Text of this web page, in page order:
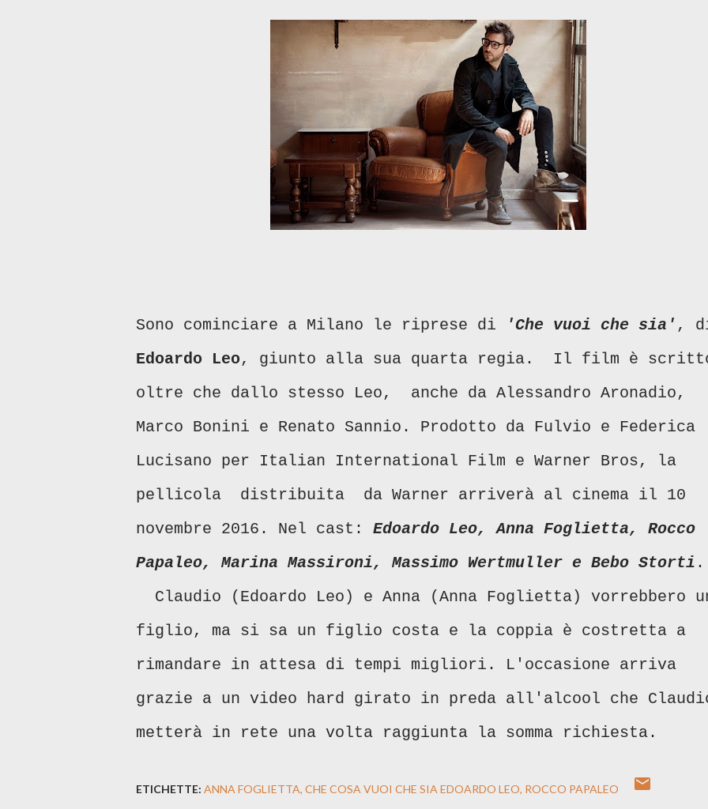
Sono cominciare a Milano le riprese di 'Che vuoi che sia' ,
Edoardo Leo, giunto alla sua quarta regia. Il film è
oltre che dallo stesso Leo, anche da Alessandro Aronadio,
Marco Bonini e Renato Sannio. Prodotto da Fulvio e Federica
Lucisano per Italian International Film e Warner Bros, la
pellicola distribuita da Warner arriverà al cinema il 10
novembre 2016. Nel cast: Edoardo Leo, Anna Foglietta, Rocco
Papaleo, Marina Massironi, Massimo Wertmuller e Bebo Storti .
Claudio (Edoardo Leo) e Anna (Anna Foglietta) vorrebbero
figlio, ma si sa un figlio costa e la coppia è costretta a
rimandare in attesa di tempi migliori. L'occasione arriva
grazie a un video hard girato in preda all'alcool che
metterà in rete una volta raggiunta la somma richiesta.
ETICHETTE: ANNA FOGLIETTA CHE COSA VUOI CHE SIA EDOARDO LEO ROCCO PAPALEO